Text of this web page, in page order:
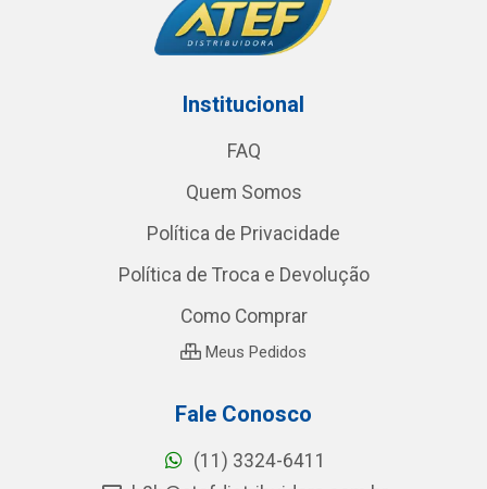
Institucional
FAQ
Quem Somos
Política de Privacidade
Política de Troca e Devolução
Como Comprar
Meus Pedidos
Fale Conosco
(11) 3324-6411